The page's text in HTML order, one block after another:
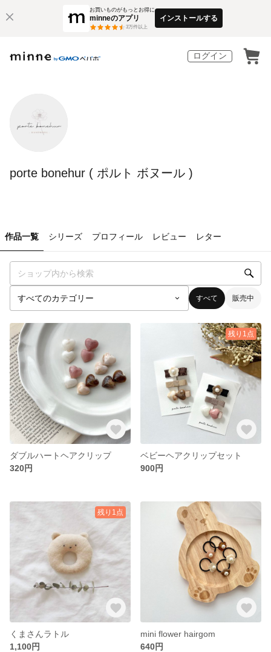
お買いものがもっとお得に
minneのアプリ
3万件以上
インストールする
ログイン
porte bonehur ( ポルト ボヌール )
作品一覧 シリーズ プロフィール レビュー レター
すべて 販売中
ダブルハートヘアクリップ
320円
残り1点
ベビーヘアクリップセット
900円
残り1点
くまさんラトル
1,100円
mini flower hairgom
640円